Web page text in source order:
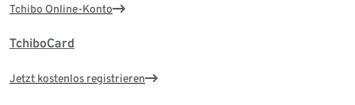
Tchibo Online-Konto
TchiboCard
Jetzt kostenlos registrieren